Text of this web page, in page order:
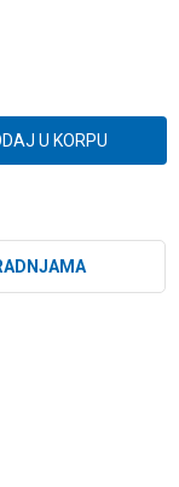
U KORPU